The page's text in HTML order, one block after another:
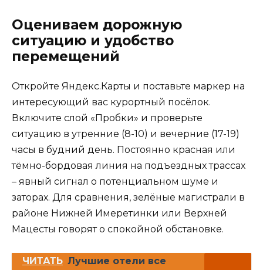
Оцениваем дорожную
ситуацию и удобство
перемещений
Откройте Яндекс.Карты и поставьте маркер на
интересующий вас курортный посёлок.
Включите слой «Пробки» и проверьте
ситуацию в утренние (8-10) и вечерние (17-19)
часы в будний день. Постоянно красная или
тёмно-бордовая линия на подъездных трассах
– явный сигнал о потенциальном шуме и
заторах. Для сравнения, зелёные магистрали в
районе Нижней Имеретинки или Верхней
Мацесты говорят о спокойной обстановке.
ЧИТАТЬ Лучшие отели все